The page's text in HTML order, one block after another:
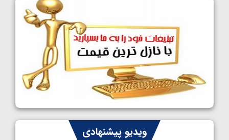
کشتی آزاد نوجوانان جهان؛ رقبای نمایندگان
ایران مشخص شدند
1405/05/08
کشتی فرنگی نوجوانان جهان؛ سکوی تیمی
سوم برای ایران
1405/05/07
ایران چشم به راه چهار مدال در پنج وزن دوم
ویدیو پیشنهادی